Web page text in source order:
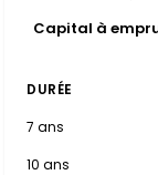
Capital à
DURÉE
7 ans
10 ans